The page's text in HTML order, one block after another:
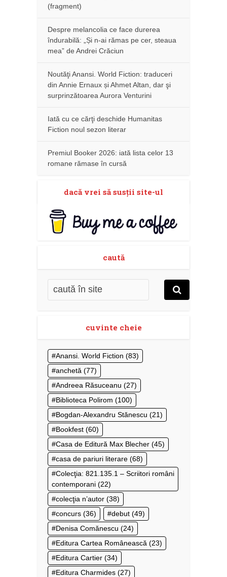
(fragment)
Despre melancolia ce face durerea
îndurabilă: „Și n-ai rămas pe cer, steaua
mea” de Andrei Crăciun
Noutăţi Anansi. World Fiction: traduceri
din Annie Ernaux și Ahmet Altan, dar şi
surprinzătoarea Aurora Venturini
Iată cu ce cărţi deschide Humanitas
Fiction noul sezon literar
Premiul Booker 2026: iată lista celor 13
romane rămase în cursă
dacă vrei să susţii site-ul
caută
cuvinte cheie
Anansi. World Fiction (83)
anchetă (77)
Andreea Răsuceanu (27)
Biblioteca Polirom (100)
Bogdan-Alexandru Stănescu (21)
Bookfest (60)
Casa de Editură Max Blecher (45)
casa de pariuri literare (68)
Colecţia: 821.135.1 – Scriitori români
contemporani (22)
colecţia n’autor (38)
concurs (36) debut (49)
Denisa Comănescu (24)
Editura Cartea Românească (23)
Editura Cartier (34)
Editura Charmides (27)